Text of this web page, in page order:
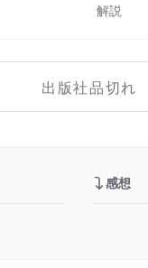
解説
出版社品切れ
感想